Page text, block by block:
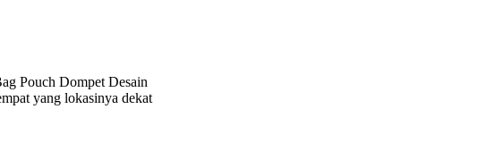
Pouch Dompet Desain
yang lokasinya dekat